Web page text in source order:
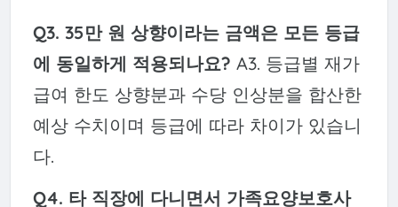
Q3. 35만 원 상향이라는 금액은 모든 등급
에 동일하게 적용되나요? A3. 등급별 재가
급여 한도 상향분과 수당 인상분을 합산한
예상 수치이며 등급에 따라 차이가 있습니
다.
Q4. 타 직장에 다니면서 가족요양보호사